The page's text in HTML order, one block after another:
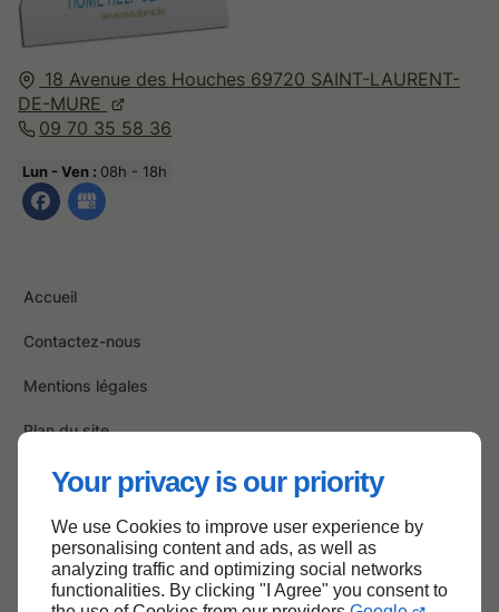
Your privacy is our priority
We use Cookies to improve user experience by
personalising content and ads, as well as
analyzing traffic and optimizing social networks
functionalities. By clicking "I Agree" you consent to
18 Avenue des Houches 69720 SAINT-LAURENT-
DE-MURE
09 70 35 58 36
Lun - Ven : 08h - 18h
Accueil
Contactez-nous
Mentions légales
Plan du site
Haut de page